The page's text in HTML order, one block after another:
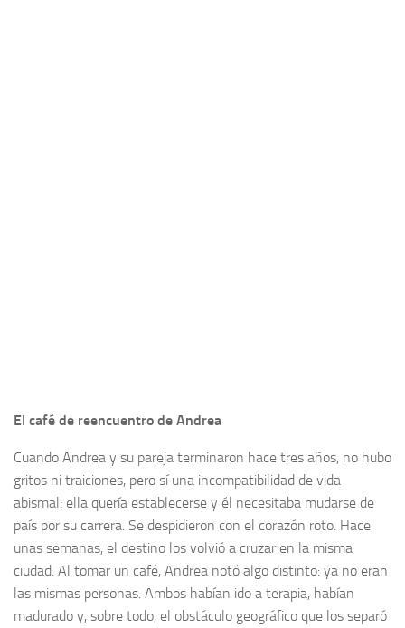
El café de reencuentro de Andrea
Cuando Andrea y su pareja terminaron hace tres años, no hubo
gritos ni traiciones, pero sí una incompatibilidad de vida
abismal: ella quería establecerse y él necesitaba mudarse de
país por su carrera. Se despidieron con el corazón roto. Hace
unas semanas, el destino los volvió a cruzar en la misma
ciudad. Al tomar un café, Andrea notó algo distinto: ya no eran
las mismas personas. Ambos habían ido a terapia, habían
madurado y, sobre todo, el obstáculo geográfico que los separó